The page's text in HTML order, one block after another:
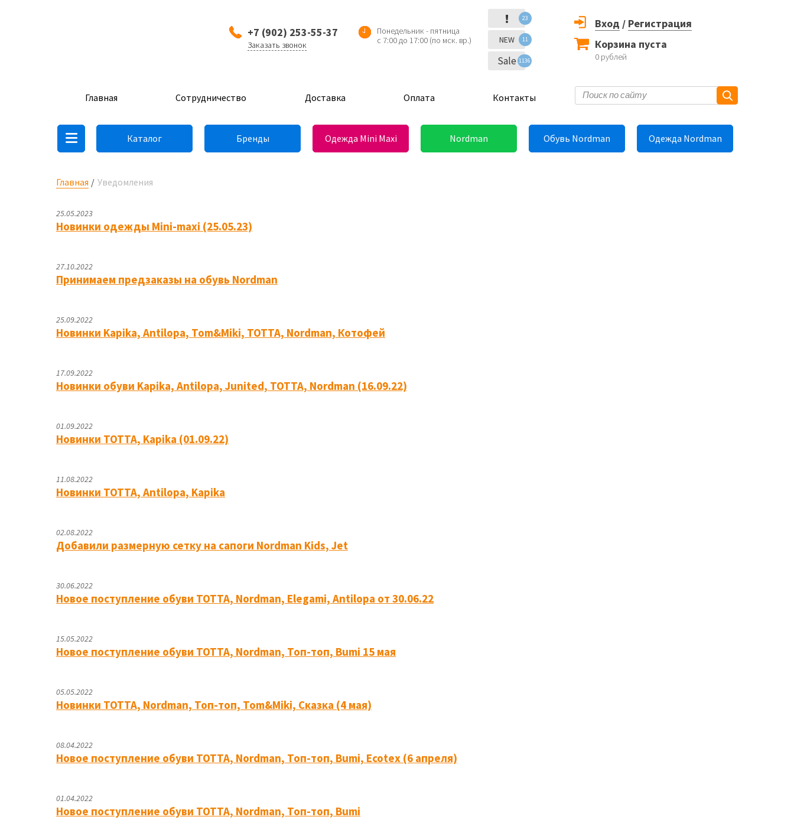
+7 (902) 253-55-37
Заказать звонок
Понедельник - пятница
с 7:00 до 17:00 (по мск. вр.)
! 23
NEW 11
Sale 1136
Вход / Регистрация
Корзина пуста
0 рублей
Главная Сотрудничество Доставка Оплата Контакты
Каталог Бренды Одежда Mini Maxi Nordman Обувь Nordman Одежда Nordman
Главная Уведомления
25.05.2023
Новинки одежды Mini-maxi (25.05.23)
27.10.2022
Принимаем предзаказы на обувь Nordman
25.09.2022
Новинки Kapika, Antilopa, Tom&Miki, ТОТТА, Nordman, Котофей
17.09.2022
Новинки обуви Kapika, Antilopa, Junited, ТОТТА, Nordman (16.09.22)
01.09.2022
Новинки ТОТТА, Kapika (01.09.22)
11.08.2022
Новинки ТОТТА, Antilopa, Kapika
02.08.2022
Добавили размерную сетку на сапоги Nordman Kids, Jet
30.06.2022
Новое поступление обуви ТОТТА, Nordman, Elegami, Antilopa от 30.06.22
15.05.2022
Новое поступление обуви ТОТТА, Nordman, Топ-топ, Bumi 15 мая
05.05.2022
Новинки ТОТТА, Nordman, Топ-топ, Tom&Miki, Сказка (4 мая)
08.04.2022
Новое поступление обуви ТОТТА, Nordman, Топ-топ, Bumi, Ecotex (6 апреля)
01.04.2022
Новое поступление обуви ТОТТА, Nordman, Топ-топ, Bumi